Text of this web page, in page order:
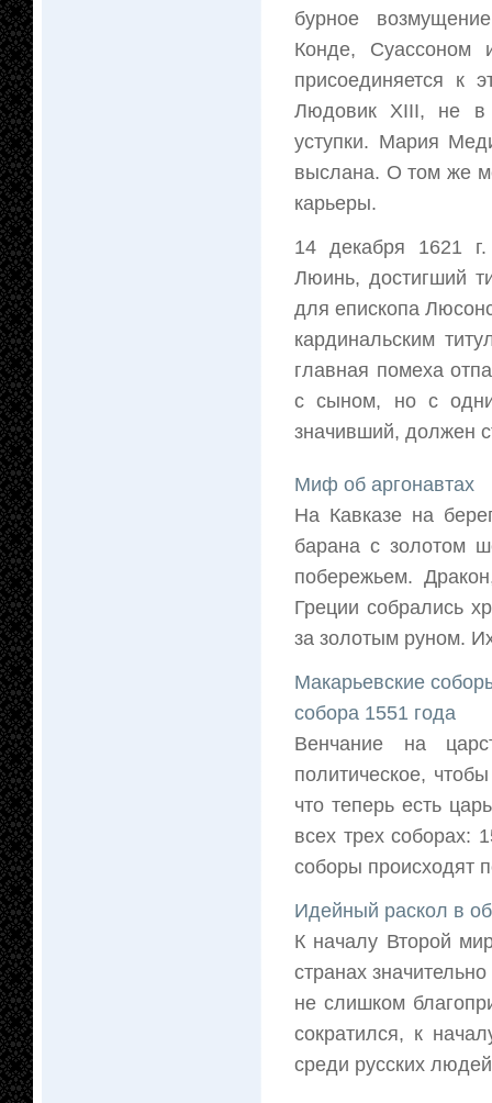
бурное
Конде, Суассоном
присоединяется к
Людовик XIII, не в
уступки. Мария
выслана. О том же
карьеры.
14 декабря 1621
Люинь, достигший
для епископа
кардинальским
главная помеха
с сыном, но с
значивший, должен
Миф об аргонавтах
На Кавказе на
барана с золотом
побережьем.
Греции собрались
за золотым руном.
Макарьевские
собора 1551 года
Венчание на
политическое,
что теперь есть
всех трех соборах:
соборы происходят
Идейный раскол в
К началу Второй
странах
не слишком
сократился, к
среди русских